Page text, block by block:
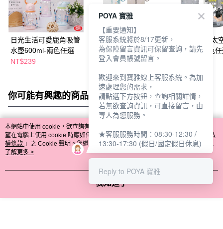
日光生活可愛鹿角吸管
水壺600ml-兩色任選
NT$239
綠貝四方Tritan水壺
600ml - 兩款任選
NT$199
UdiLife彈蓋式太
壺1500ml-兩色
你可能有興趣的商品 全站排行
熱門標籤
本網站中使用 cookie，欲查詢有關本網站使用 cookie 方式之詳情，及若您不希
望在電腦上使用 cookie 時應如何變更電腦的 cookie 設定，請參閱本網站「
隱私
權條款 」之 Cookie 聲明。您繼續使用本網站即表示您同意本公司得按本網站使
用條款之 Cookie 聲明使用 cookie。
了解更多 >
我知道了
POYA 寶雅
【重要通知】
客服系統將於8/17更新，
為保障留言資訊可保留查詢，請先
登入會員帳號留言。
歡迎來到寶雅線上客服系統。為加
速處理您的需求，
請點選下方按鈕，查詢相關詳情，
若無欲查詢資訊，可直接留言，由
專人為您服務。
★客服服務時間：08:30-12:30 /
13:30-17:30 (假日/國定假日休息)
Reply to POYA 寶雅